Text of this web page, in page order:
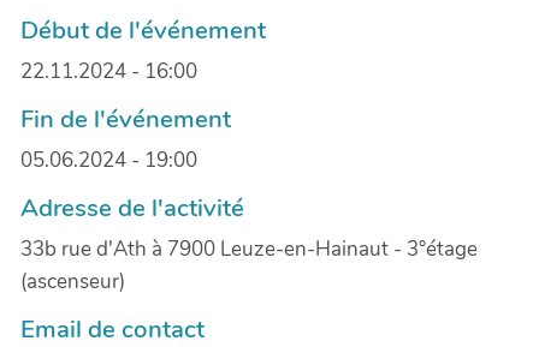
Début de l'événement
22.11.2024 - 16:00
Fin de l'événement
05.06.2024 - 19:00
Adresse de l'activité
33b rue d'Ath à 7900 Leuze-en-Hainaut - 3°étage
(ascenseur)
Email de contact